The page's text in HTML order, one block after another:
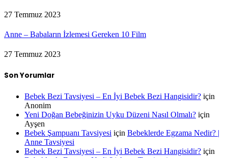
27 Temmuz 2023
Anne – Babaların İzlemesi Gereken 10 Film
27 Temmuz 2023
Son Yorumlar
Bebek Bezi Tavsiyesi – En İyi Bebek Bezi Hangisidir? için
Anonim
Yeni Doğan Bebeğinizin Uyku Düzeni Nasıl Olmalı? için
Ayşen
Bebek Şampuanı Tavsiyesi için Bebeklerde Egzama Nedir? |
Anne Tavsiyesi
Bebek Bezi Tavsiyesi – En İyi Bebek Bezi Hangisidir? için